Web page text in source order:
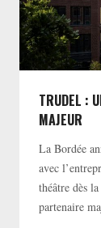
TRUDEL :
MAJEUR
La Bordée
avec
théâtre dès
partenaire